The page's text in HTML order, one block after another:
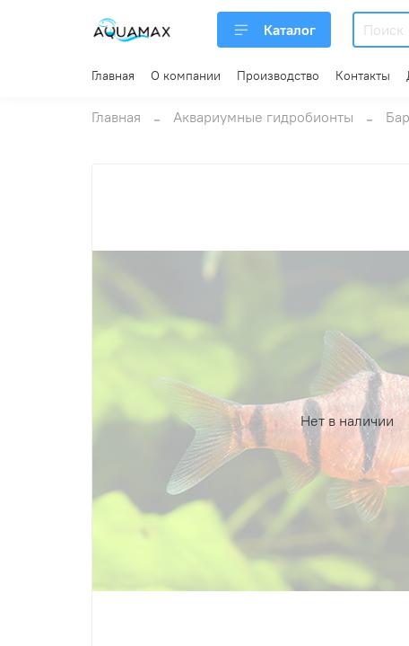
Каталог
Главная О компании Производство Контакты
Главная Аквариумные гидробионты
Нет в наличии